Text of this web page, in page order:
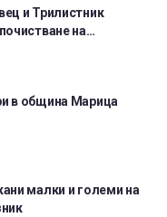
и Трилистник
на…
в община Марица
малки и големи на